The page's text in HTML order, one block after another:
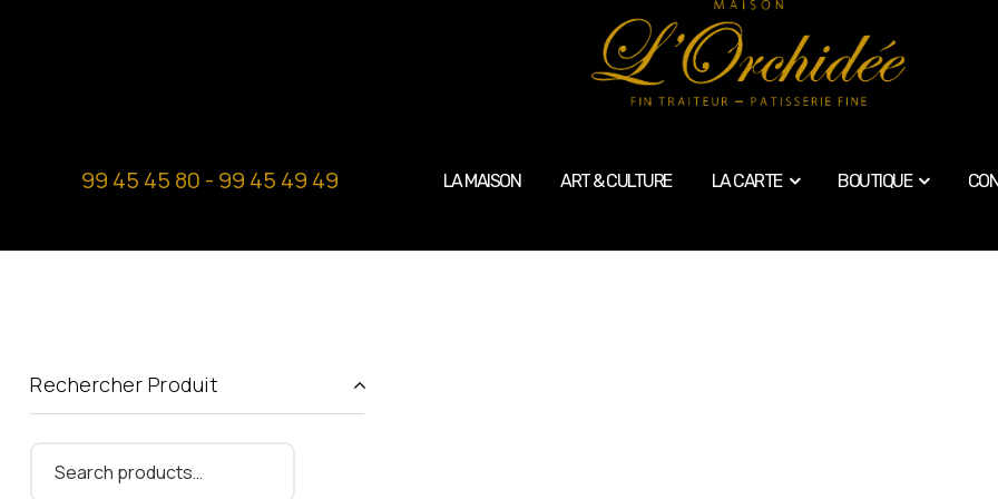
99 45 45 80 - 99 45 49 49 LA MAISON ART & CULTURE LA CARTE BOUTIQUE
Rechercher Produit